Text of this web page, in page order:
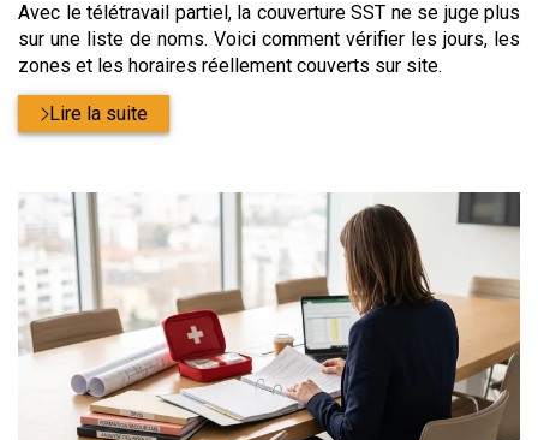
Avec le télétravail partiel, la couverture SST ne se juge plus
sur une liste de noms. Voici comment vérifier les jours, les
zones et les horaires réellement couverts sur site.
Lire la suite